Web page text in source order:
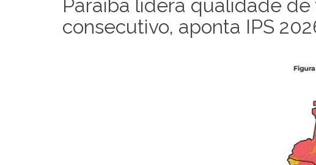
Paraíba lidera qualidade
consecutivo, aponta IPS